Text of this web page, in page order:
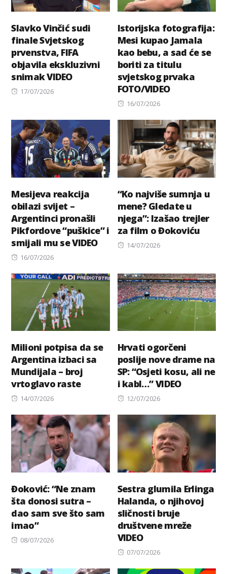
Slavko Vinčić sudi
finale Svjetskog
prvenstva, FIFA
objavila ekskluzivni
snimak VIDEO
Posted
17/07/2026
Istorijska fotografija:
Mesi kupao Jamala
kao bebu, a sad će se
boriti za titulu
svjetskog prvaka
FOTO/VIDEO
Posted
16/07/2026
Mesijeva reakcija
obilazi svijet –
Argentinci pronašli
Pikfordove “puškice” i
smijali mu se VIDEO
Posted
16/07/2026
“Ko najviše sumnja u
mene? Gledate u
njega”: Izašao trejler
za film o Đokoviću
Posted
14/07/2026
Milioni potpisa da se
Argentina izbaci sa
Mundijala – broj
vrtoglavo raste
Posted
14/07/2026
Hrvati ogorčeni
poslije nove drame na
SP: “Osjeti kosu, ali ne
i kabl…” VIDEO
Posted
12/07/2026
Đoković: “Ne znam
šta donosi sutra –
dao sam sve što sam
imao”
Posted
08/07/2026
Sestra glumila Erlinga
Halanda, o njihovoj
sličnosti bruje
društvene mreže
VIDEO
Posted
07/07/2026